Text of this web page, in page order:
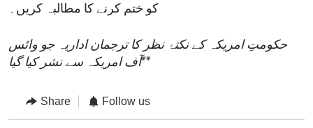
کو ختم کرنے کا مطالبہ کریں۔
حکومتِ امریکہ کے نکتۂ نظر کا ترجمان اداریہ جو وائس
آف امریکہ سے نشر کیا گیا**
Share Follow us